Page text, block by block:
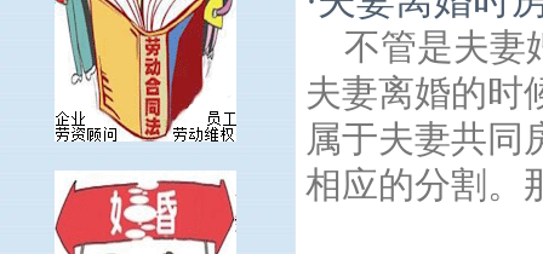
不管是夫妻
夫妻离婚的时
属于夫妻共同
相应的分割。